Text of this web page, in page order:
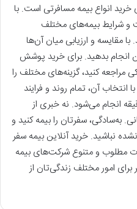
خرید انواع بیمه مسافرتی است. با
و شرایط بیمه‌های مختلف
مقایسه و ارزیابی میان آن‌ها
انجام بدهید. برای خرید پوشش
مراجعه کنید، گزینه‌های مختلف را
انتخاب آن، تمام روند و فرایند
انجام می‌شود. نه خبری از
به‌سادگی، سفرتان را بیمه کنید و
نباشید. خرید آنلاین بیمه سفر
مطلوب و متنوع شرکت‌های بیمه
برای امور مختلف زندگی‌تان از